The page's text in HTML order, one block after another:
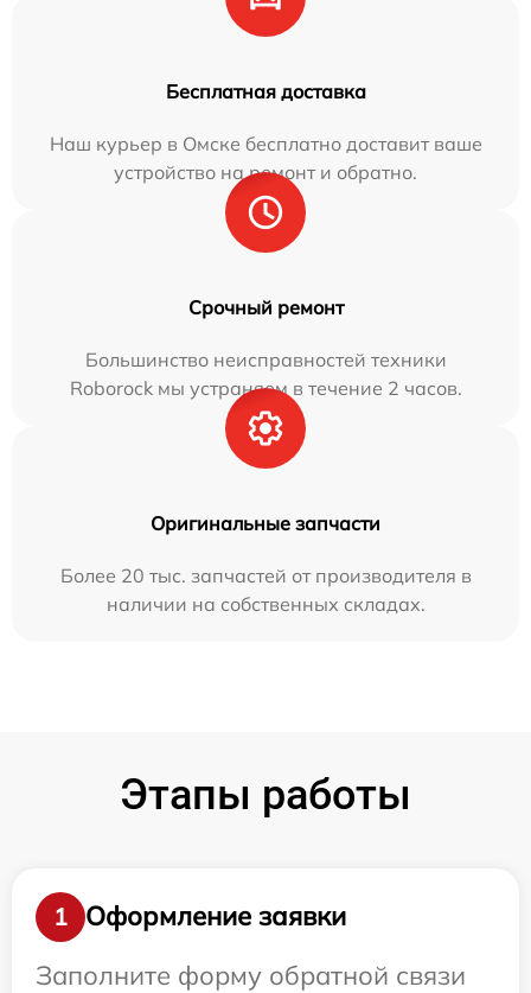
Бесплатная доставка
Наш курьер в Омске бесплатно доставит ваше
устройство на ремонт и обратно.
Срочный ремонт
Большинство неисправностей техники
Roborock мы устраняем в течение 2 часов.
Оригинальные запчасти
Более 20 тыс. запчастей от производителя в
наличии на собственных складах.
Этапы работы
1
Оформление заявки
Заполните форму обратной связи